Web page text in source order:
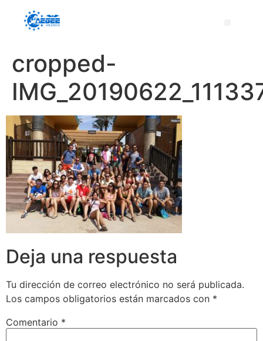
cropped-
Deja una respuesta
Tu dirección de correo electrónico no será publicada.
Los campos obligatorios están marcados con *
Comentario *